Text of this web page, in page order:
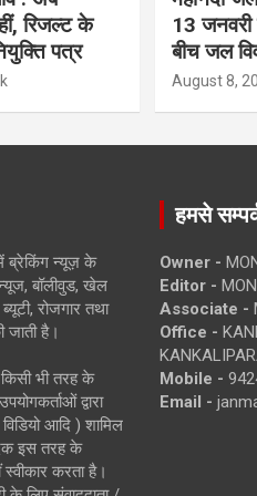
रिजल्ट के
पत्र
13
बीच जल
August 8,
ब्रेकिंग न्यूज़ के
बॉलीवुड, खेल
रोजगार तथा
जाती है।
भी तरह के
द्वारा
आदि ) शामिल
इस तरह के
स्वीकार करता है।
हमसे
Owner -
Editor -
Associate -
Office -
Mobile -
Email -